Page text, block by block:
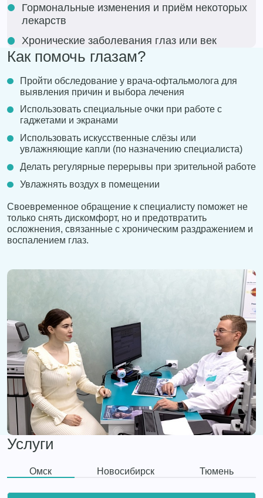
Гормональные изменения и приём некоторых
лекарств
Хронические заболевания глаз или век
Как помочь глазам?
Пройти обследование у врача-офтальмолога для
выявления причин и выбора лечения
Использовать специальные очки при работе с
гаджетами и экранами
Использовать искусственные слёзы или
увлажняющие капли (по назначению специалиста)
Делать регулярные перерывы при зрительной работе
Увлажнять воздух в помещении
Своевременное обращение к специалисту поможет не
только снять дискомфорт, но и предотвратить
осложнения, связанные с хроническим раздражением и
воспалением глаз.
Услуги
Омск Новосибирск Тюмень